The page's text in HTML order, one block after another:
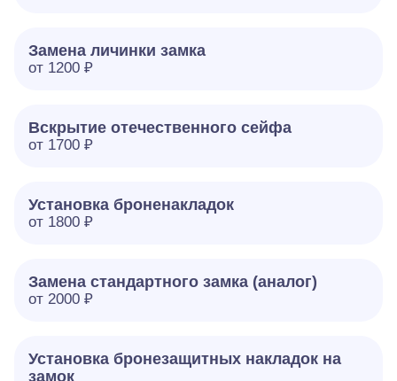
Замена личинки замка
от 1200 ₽
Вскрытие отечественного сейфа
от 1700 ₽
Установка броненакладок
от 1800 ₽
Замена стандартного замка (аналог)
от 2000 ₽
Установка бронезащитных накладок на
замок